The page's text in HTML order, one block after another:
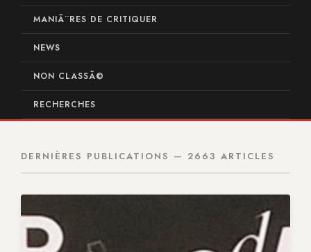
MANIÃ¨RES DE CRITIQUER
NEWS
NON CLASSÃ©
RECHERCHES
DERNIÈRES PUBLICATIONS — 2663 ARTICLES